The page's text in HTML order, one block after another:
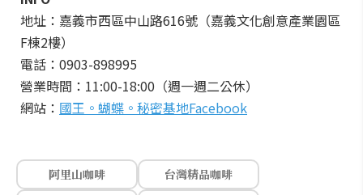
地址：嘉義市西區中山路616號（嘉義文化創意產業園區
F棟2樓）
電話：0903-898995
營業時間：11:00-18:00（週一週二公休）
網站： 國王。蝴蝶。秘密基地Facebook
阿里山咖啡
台灣精品咖啡